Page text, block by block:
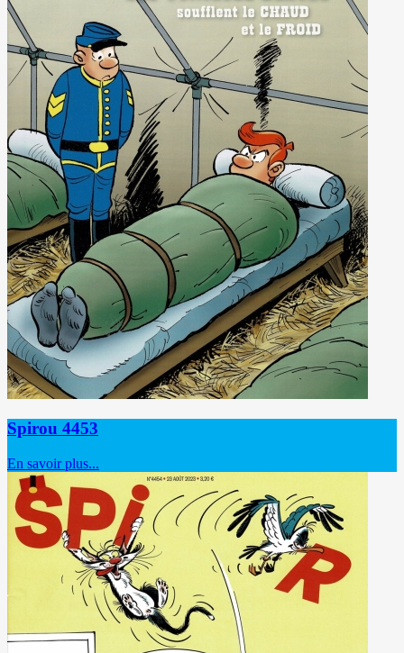
Spirou 4453
En savoir plus...